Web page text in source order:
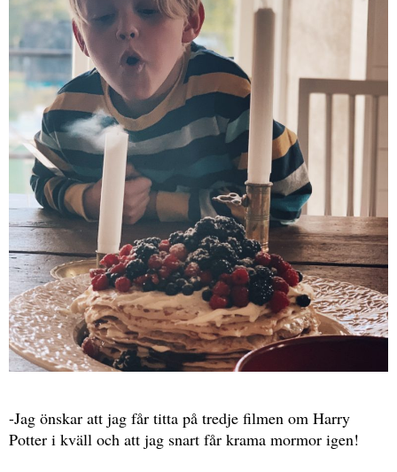
-Jag önskar att jag får titta på tredje filmen om Harry
Potter i kväll och att jag snart får krama mormor igen!